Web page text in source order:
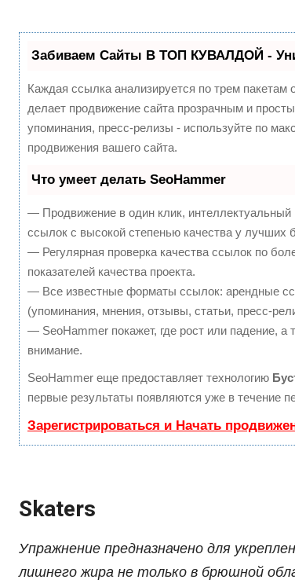
Забиваем Сайты В ТОП КУВАЛДОЙ -
Каждая ссылка анализируется по трем пакетам
делает продвижение сайта прозрачным и
упоминания, пресс-релизы - используйте по
продвижения вашего сайта.
Что умеет делать SeoHammer
— Продвижение в один клик,
ссылок с высокой степенью качества у лучших
— Регулярная проверка качества ссылок по
показателей качества проекта.
— Все известные форматы ссылок: арендные
(упоминания, мнения, отзывы, статьи, пресс-
— SeoHammer покажет, где рост или падение, а
внимание.
SeoHammer еще предоставляет технологию
первые результаты появляются уже в течение
Зарегистрироваться и Начать
Skaters
Упражнение предназначено для
лишнего жира не только в брюшной